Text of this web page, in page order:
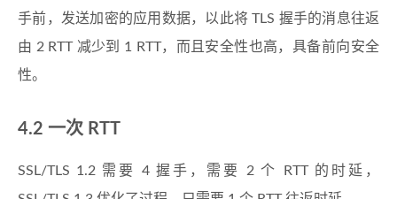
手前，发送加密的应用数据，以此将 TLS 握手的消息往返
由 2 RTT 减少到 1 RTT，而且安全性也高，具备前向安全
性。
4.2 一次 RTT
SSL/TLS 1.2 需要 4 握手，需要 2 个 RTT 的时延，